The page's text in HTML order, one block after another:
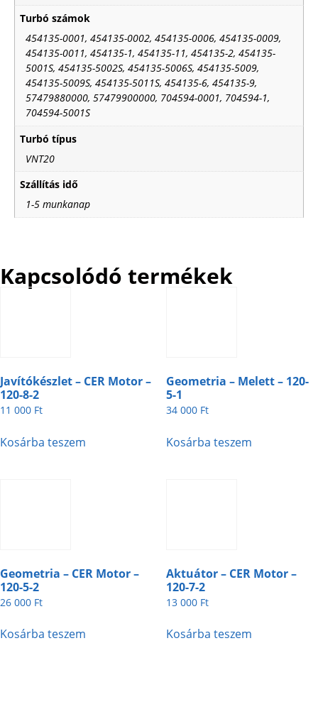
Turbó számok
454135-0001, 454135-0002, 454135-0006, 454135-0009,
454135-0011, 454135-1, 454135-11, 454135-2, 454135-
5001S, 454135-5002S, 454135-5006S, 454135-5009,
454135-5009S, 454135-5011S, 454135-6, 454135-9,
57479880000, 57479900000, 704594-0001, 704594-1,
704594-5001S
Turbó típus
VNT20
Szállítás idő
1-5 munkanap
Kapcsolódó termékek
Javítókészlet – CER Motor –
120-8-2
11 000 Ft
Kosárba teszem
Geometria – Melett – 120-
5-1
34 000 Ft
Kosárba teszem
Geometria – CER Motor –
120-5-2
26 000 Ft
Kosárba teszem
Aktuátor – CER Motor –
120-7-2
13 000 Ft
Kosárba teszem